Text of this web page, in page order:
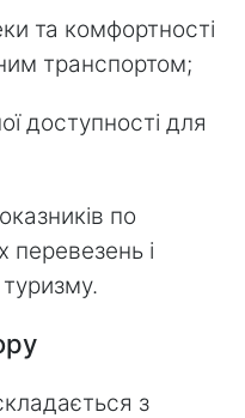
та комфортності
транспортом;
доступності для
по
перевезень і
з